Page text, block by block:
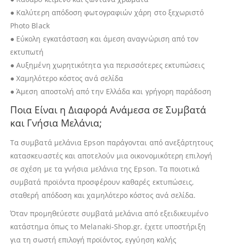
● Καλύτερη απόδοση φωτογραφιών χάρη στο ξεχωριστό
Photo Black
● Εύκολη εγκατάσταση και άμεση αναγνώριση από τον
εκτυπωτή
● Αυξημένη χωρητικότητα για περισσότερες εκτυπώσεις
● Χαμηλότερο κόστος ανά σελίδα
● Άμεση αποστολή από την Ελλάδα και γρήγορη παράδοση
Ποια Είναι η Διαφορά Ανάμεσα σε Συμβατά
και Γνήσια Μελάνια;
Τα συμβατά μελάνια Epson παράγονται από ανεξάρτητους
κατασκευαστές και αποτελούν μια οικονομικότερη επιλογή
σε σχέση με τα γνήσια μελάνια της Epson. Τα ποιοτικά
συμβατά προϊόντα προσφέρουν καθαρές εκτυπώσεις,
σταθερή απόδοση και χαμηλότερο κόστος ανά σελίδα.
Όταν προμηθεύεστε συμβατά μελάνια από εξειδικευμένο
κατάστημα όπως το Melanaki-Shop.gr, έχετε υποστήριξη
για τη σωστή επιλογή προϊόντος, εγγύηση καλής